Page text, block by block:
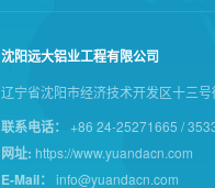
沈阳远大铝业工程有限公司
辽宁省沈阳市经济技术开发区十三
联系电话： +86 24-25271665 /
网址: https://www.yuandacn.com
E-Mail： info@yuandacn.com